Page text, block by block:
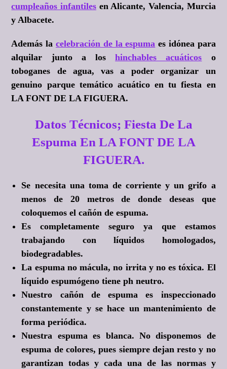
cumpleaños infantiles en Alicante, Valencia, Murcia
y Albacete.
Además la celebración de la espuma es idónea para
alquilar junto a loshinchables acuáticos o
toboganes de agua, vas a poder organizar un
genuino parque temático acuático en tu fiesta en
LA FONT DE LA FIGUERA.
Datos Técnicos; Fiesta De La
Espuma En LA FONT DE LA
FIGUERA.
Se necesita una toma de corriente y un grifo a
menos de 20 metros de donde deseas que
coloquemos el cañón de espuma.
Es completamente seguro ya que estamos
trabajando con líquidos homologados,
biodegradables.
La espuma no mácula, no irrita y no es tóxica. El
líquido espumógeno tiene ph neutro.
Nuestro cañón de espuma es inspeccionado
constantemente y se hace un mantenimiento de
forma periódica.
Nuestra espuma es blanca. No disponemos de
espuma de colores, pues siempre dejan resto y no
garantizan todas y cada una de las normas y